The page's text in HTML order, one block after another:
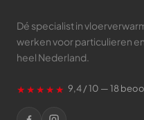
Dé specialist in
werken voor particulieren
heel Nederland.
★★★★★ 9,4 / 10 — 18